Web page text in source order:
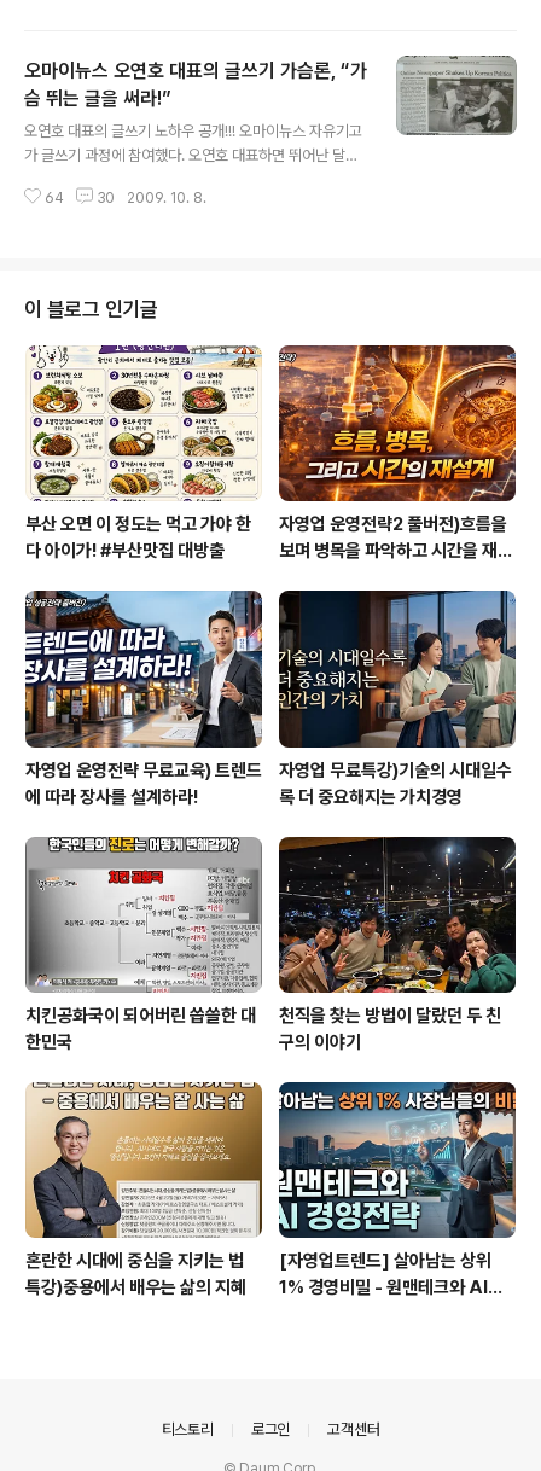
르게 상담가가 되었다... 사실 나는 누구보다 어리석고 문제
투성이였다. 그런 내 경험에서 비롯되는 삶의 변화가 사람
들에게 좋은 인상을 주었나보다. 사실은 지적이라기보다는
누구보다 편안하고 친근한 느낌이 들어서 어떤 이야기라도
잘 들어줄 것 같다고 한다. 예전에 가볍다고 느껴졌던 행동
들이 이제는 인간적으로 느껴지는가 보다. 나 스스로를 찾
오마이뉴스 오연호 대표의 글쓰기 가슴론, “가
슴 뛰는 글을 써라!”
오연호 대표의 글쓰기 노하우 공개!!! 오마이뉴스 자유기고
가 글쓰기 과정에 참여했다. 오연호 대표하면 뛰어난 달필
오연호 대표의 글쓰기 노하우를 공개한다. 오대표 역시 보
다. 그의 가슴 뛰는 글쓰기는 어떻게 시작되었을까. 오연호
대표는 88년부터 기자 생활을 시작했다. 원래는 소설가가
꿈이었다고 한다. 자유기고가 글쓰기 과정은 오마이뉴스에
서 처음으로 기획된 교육과정이었다. 인원이 얼마 되지 않
는 관계로 간단한 자기소개로 2박3일 간의 첫 교육이 시작
되었다. 정말 다양한 사람들이 참석했으나 소..
64 30 2009. 10. 8.
이 블로그 인기글
부산 오면 이 정도는 먹고 가야 한
다 아이가! #부산맛집 대방출
자영업 운영전략2 풀버전)흐름을
보며 병목을 파악하고 시간을 재설
자영업 운영전략 무료교육) 트렌드
에 따라 장사를 설계하라!
자영업 무료특강)기술의 시대일수
록 더 중요해지는 가치경영
치킨공화국이 되어버린 씁쓸한 대
한민국
천직을 찾는 방법이 달랐던 두 친
구의 이야기
혼란한 시대에 중심을 지키는 법
특강)중용에서 배우는 삶의 지혜
[자영업트렌드] 살아남는 상위
1% 경영비밀 - 원맨테크와 AI경
티스토리 로그인 고객센터